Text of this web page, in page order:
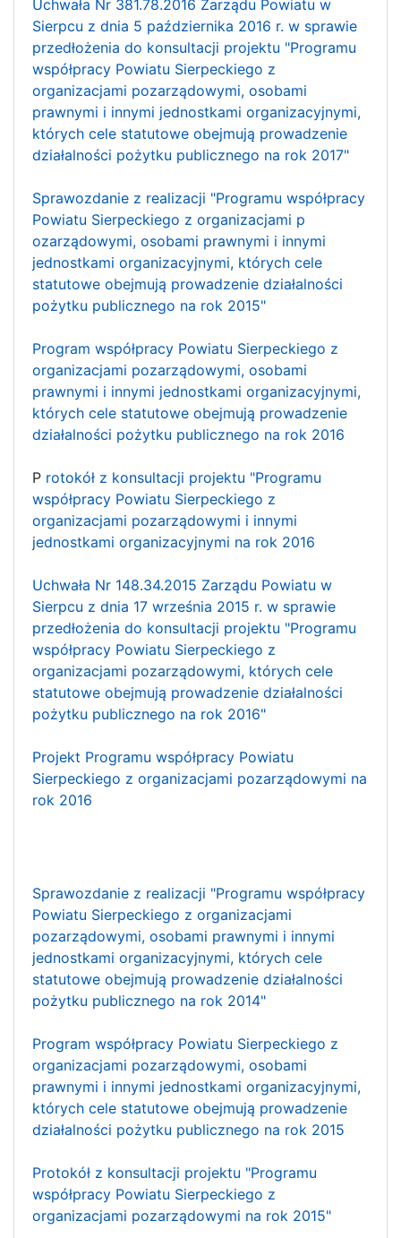
Uchwała Nr 381.78.2016 Zarządu Powiatu w
Sierpcu z dnia 5 października 2016 r. w sprawie
przedłożenia do konsultacji projektu "Programu
współpracy Powiatu Sierpeckiego z
organizacjami pozarządowymi, osobami
prawnymi i innymi jednostkami organizacyjnymi,
których cele statutowe obejmują prowadzenie
działalności pożytku publicznego na rok 2017"
Sprawozdanie z realizacji "Programu współpracy
Powiatu Sierpeckiego z organizacjami p
ozarządowymi, osobami prawnymi i innymi
jednostkami organizacyjnymi, których cele
statutowe obejmują prowadzenie działalności
pożytku publicznego na rok 2015"
Program współpracy Powiatu Sierpeckiego z
organizacjami pozarządowymi, osobami
prawnymi i innymi jednostkami organizacyjnymi,
których cele statutowe obejmują prowadzenie
działalności pożytku publicznego na rok 2016
P rotokół z konsultacji projektu "Programu
współpracy Powiatu Sierpeckiego z
organizacjami pozarządowymi i innymi
jednostkami organizacyjnymi na rok 2016
Uchwała Nr 148.34.2015 Zarządu Powiatu w
Sierpcu z dnia 17 września 2015 r. w sprawie
przedłożenia do konsultacji projektu "Programu
współpracy Powiatu Sierpeckiego z
organizacjami pozarządowymi, których cele
statutowe obejmują prowadzenie działalności
pożytku publicznego na rok 2016"
Projekt Programu współpracy Powiatu
Sierpeckiego z organizacjami pozarządowymi na
rok 2016
Sprawozdanie z realizacji "Programu współpracy
Powiatu Sierpeckiego z organizacjami
pozarządowymi, osobami prawnymi i innymi
jednostkami organizacyjnymi, których cele
statutowe obejmują prowadzenie działalności
pożytku publicznego na rok 2014"
Program współpracy Powiatu Sierpeckiego z
organizacjami pozarządowymi, osobami
prawnymi i innymi jednostkami organizacyjnymi,
których cele statutowe obejmują prowadzenie
działalności pożytku publicznego na rok 2015
Protokół z konsultacji projektu "Programu
współpracy Powiatu Sierpeckiego z
organizacjami pozarządowymi na rok 2015"